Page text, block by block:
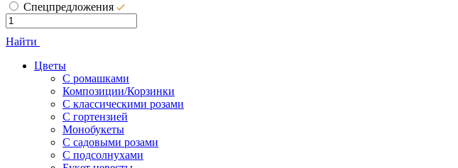
Спецпредложения
Найти
Цветы
С ромашками
Композиции/Корзинки
С классическими розами
С гортензией
Монобукеты
С садовыми розами
С подсолнухами